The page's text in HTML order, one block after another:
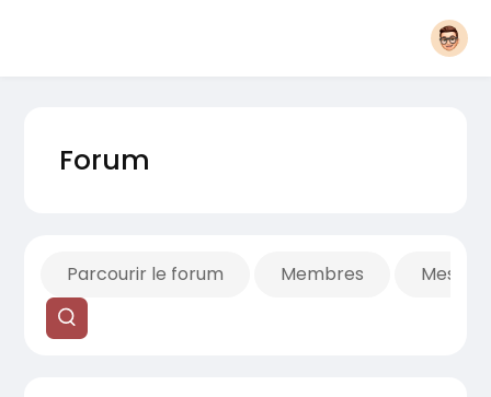
Forum
Parcourir le forum Membres Mes fils